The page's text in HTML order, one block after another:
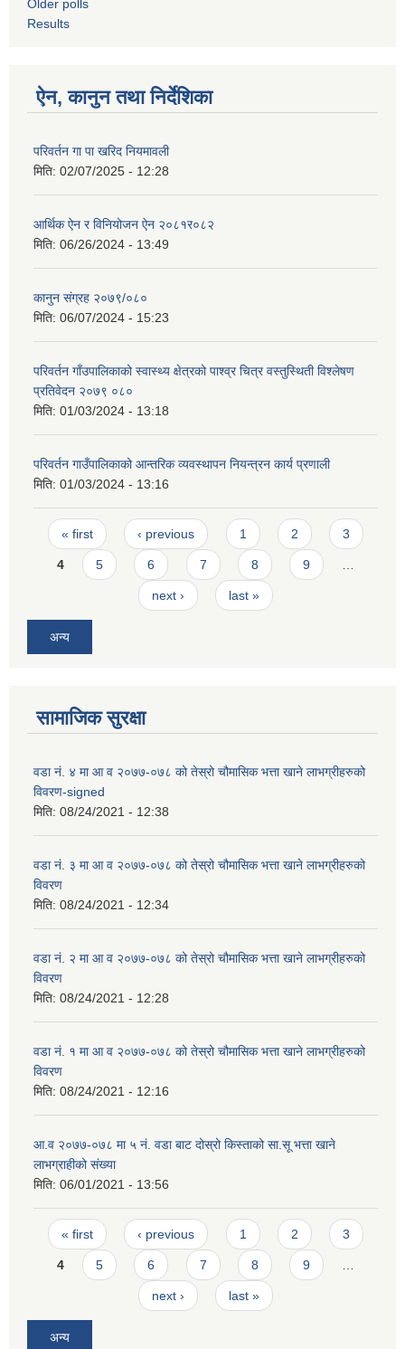
Older polls
Results
ऐन, कानुन तथा निर्देशिका
परिवर्तन गा पा खरिद नियमावली
मिति: 02/07/2025 - 12:28
आर्थिक ऐन र विनियोजन ऐन २०८१र०८२
मिति: 06/26/2024 - 13:49
कानुन संग्रह २०७९/०८०
मिति: 06/07/2024 - 15:23
परिवर्तन गाँउपालिकाको स्वास्थ्य क्षेत्रको पाश्व्र चित्र वस्तुस्थिती विश्लेषण
प्रतिवेदन २०७९ ०८०
मिति: 01/03/2024 - 13:18
परिवर्तन गाउँपालिकाको आन्तरिक व्यवस्थापन नियन्त्रन कार्य प्रणाली
मिति: 01/03/2024 - 13:16
Pages
« first ‹ previous 1 2 3
4 5 6 7 8 9
next › last »
अन्य
सामाजिक सुरक्षा
वडा न‌ं. ४ मा आ व २०७७-०७८ को तेस्रो चौमासिक भत्ता खाने लाभग्रीहरुको
विवरण-signed
मिति: 08/24/2021 - 12:38
वडा न‌ं. ३ मा आ व २०७७-०७८ को तेस्रो चौमासिक भत्ता खाने लाभग्रीहरुको
विवरण
मिति: 08/24/2021 - 12:34
वडा न‌ं. २ मा आ व २०७७-०७८ को तेस्रो चौमासिक भत्ता खाने लाभग्रीहरुको
विवरण
मिति: 08/24/2021 - 12:28
वडा न‌ं. १ मा आ व २०७७-०७८ को तेस्रो चौमासिक भत्ता खाने लाभग्रीहरुको
विवरण
मिति: 08/24/2021 - 12:16
आ.व २०७७-०७८ मा ५ न‌ं. वडा बाट दोस्रो किस्ताको सा.सू भत्ता खाने
लाभग्राहीको संख्या
मिति: 06/01/2021 - 13:56
Pages
« first ‹ previous 1 2 3
4 5 6 7 8 9
next › last »
अन्य